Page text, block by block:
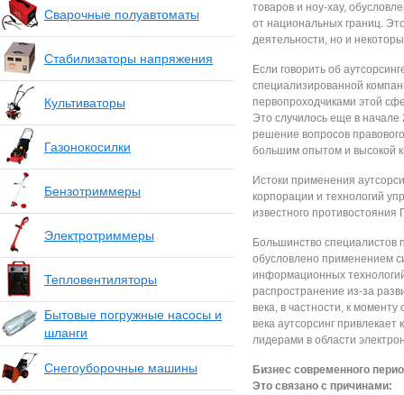
Сварочные полуавтоматы
Стабилизаторы напряжения
Культиваторы
Газонокосилки
Бензотриммеры
Электротриммеры
Тепловентиляторы
Бытовые погружные насосы и
шланги
Снегоуборочные машины
товаров и ноу-хау,
от национальных границ.
деятельности, но и
Если говорить об
специализированной
первопроходчиками этой
Это случилось еще в
решение вопросов
большим опытом и высокой
Истоки применения
корпорации и технологий
известного
Большинство специалистов
обусловлено применением
информационных
распространение из-за
века, в частности, к
века аутсорсинг
лидерами в области
Бизнес современного
Это связано с причинами: